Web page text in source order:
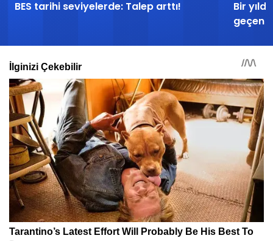
BES tarihi seviyelerde: Talep arttı!
Bir
geçen